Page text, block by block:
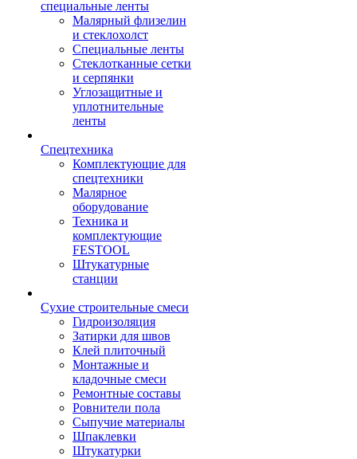
специальные ленты
Малярный флизелин
и стеклохолст
Специальные ленты
Стеклотканные сетки
и серпянки
Углозащитные и
уплотнительные
ленты
Спецтехника
Комплектующие для
спецтехники
Малярное
оборудование
Техника и
комплектующие
FESTOOL
Штукатурные
станции
Сухие строительные смеси
Гидроизоляция
Затирки для швов
Клей плиточный
Монтажные и
кладочные смеси
Ремонтные составы
Ровнители пола
Сыпучие материалы
Шпаклевки
Штукатурки